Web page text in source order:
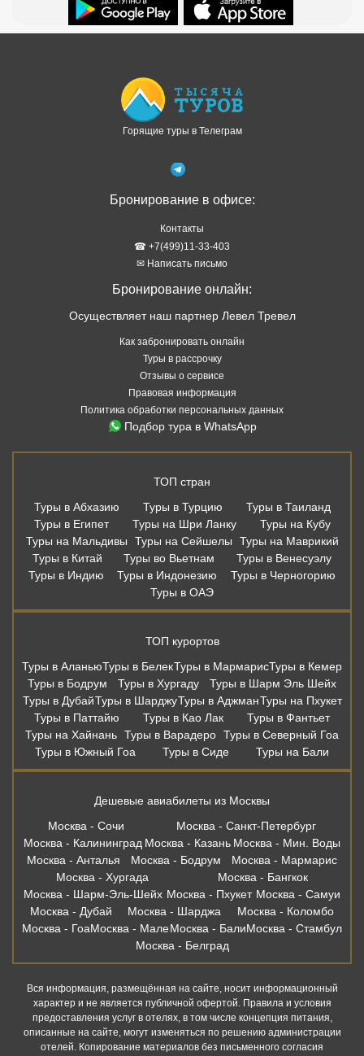
Горящие туры в Телеграм
Бронирование в офисе:
Контакты
☎ +7(499)11-33-403
✉ Написать письмо
Бронирование онлайн:
Осуществляет наш партнер Левел Тревел
Как забронировать онлайн
Туры в рассрочку
Отзывы о сервисе
Правовая информация
Политика обработки персональных данных
Подбор тура в WhatsApp
ТОП стран
Туры в Абхазию
Туры в Турцию
Туры в Таиланд
Туры в Египет
Туры на Шри Ланку
Туры на Кубу
Туры на Мальдивы
Туры на Сейшелы
Туры на Маврикий
Туры в Китай
Туры во Вьетнам
Туры в Венесуэлу
Туры в Индию
Туры в Индонезию
Туры в Черногорию
Туры в ОАЭ
ТОП курортов
Туры в АланьюТуры в БелекТуры в МармарисТуры в Кемер
Туры в Бодрум
Туры в Хургаду
Туры в Шарм Эль Шейх
Туры в ДубайТуры в ШарджуТуры в АджманТуры на Пхукет
Туры в Паттайю
Туры в Као Лак
Туры в Фантьет
Туры на Хайнань Туры в Варадеро Туры в Северный Гоа
Туры в Южный Гоа
Туры в Сиде Туры на Бали
Дешевые авиабилеты из Москвы
Москва - Сочи
Москва - Санкт-Петербург
Москва - Калининград Москва - Казань Москва - Мин. Воды
Москва - Анталья
Москва - Бодрум
Москва - Мармарис
Москва - Хургада
Москва - Бангкок
Москва - Шарм-Эль-Шейх Москва - Пхукет Москва - Самуи
Москва - Дубай
Москва - Шарджа
Москва - Коломбо
Москва - ГоаМосква - МалеМосква - БалиМосква - Стамбул
Москва - Белград
Вся информация, размещённая на сайте, носит информационный
характер и не является публичной офертой. Правила и условия
предоставления услуг в отелях, в том числе концепция питания,
описанные на сайте, могут изменяться по решению администрации
отелей. Копирование материалов без письменного согласия